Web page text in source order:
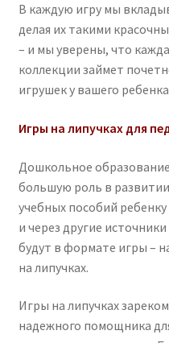
В каждую игру мы
делая их такими
– и мы уверены, что
коллекции займет
игрушек у вашего
Игры на липучках для
Дошкольное
большую роль в
учебных пособий
и через другие
будут в формате игры –
на липучках.
Игры на липучках
надежного помощника